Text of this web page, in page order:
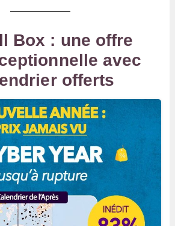
Box : une offre
avec
offerts